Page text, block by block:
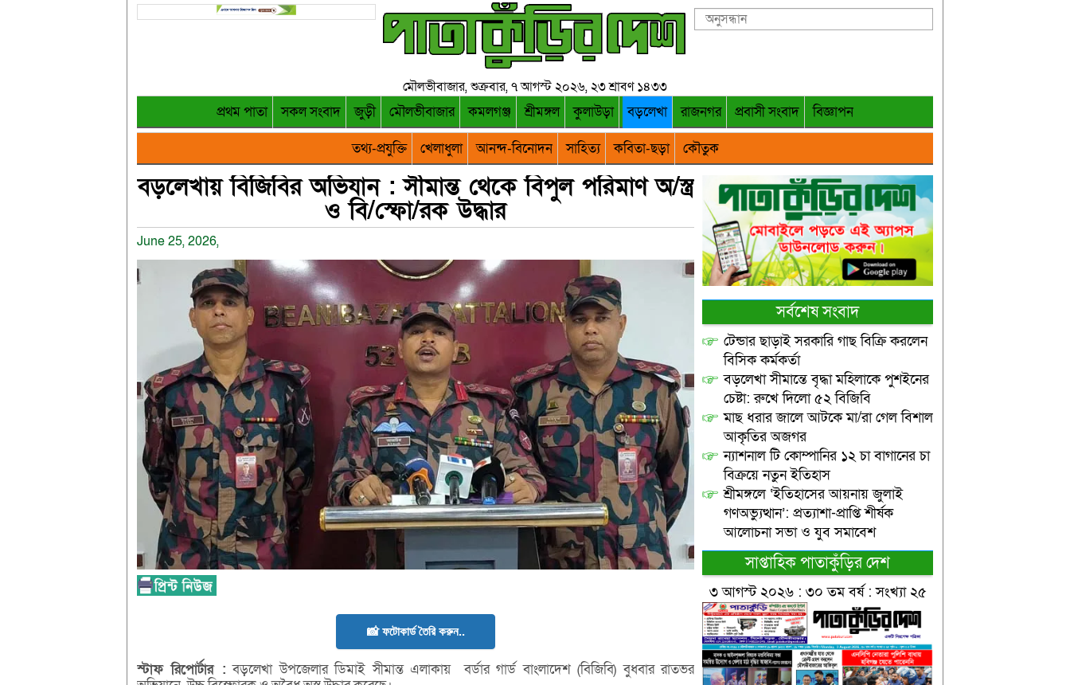
মৌলভীবাজার, শুক্রবার, ৭ আগস্ট ২০২৬, ২৩ শ্রাবণ ১৪৩৩
প্রথম পাতা সকল সংবাদ জুড়ী মৌলভীবাজার কমলগঞ্জ শ্রীমঙ্গল কুলাউড়া বড়লেখা রাজনগর প্রবাসী সংবাদ
বিজ্ঞাপন
তথ্য-প্রযুক্তি
খেলাধুলা আনন্দ-বিনোদন সাহিত্য কবিতা-ছড়া কৌতুক
বড়লেখায় বিজিবির অভিযান : সীমান্ত থেকে বিপুল পরিমাণ অ/স্ত্র
ও বি/স্ফো/রক উদ্ধার
June 25, 2026,
📸 ফটোকার্ড তৈরি করুন..
স্টাফরিপোর্টার : বড়লেখা উপজেলার ডিমাই সীমান্ত এলাকায় বর্ডার গার্ড বাংলাদেশ (বিজিবি) বুধবার রাতভর
সর্বশেষ সংবাদ
টেন্ডার ছাড়াই সরকারি গাছ বিক্রি করলেন
বিসিক কর্মকর্তা
বড়লেখা সীমান্তে বৃদ্ধা মহিলাকে পুশইনের
চেষ্টা: রুখে দিলো ৫২ বিজিবি
মাছ ধরার জালে আটকে মা/রা গেল বিশাল
আকৃতির অজগর
ন্যাশনাল টি কোম্পানির ১২ চা বাগানের চা
বিক্রয়ে নতুন ইতিহাস
শ্রীমঙ্গলে ‘ইতিহাসের আয়নায় জুলাই
গণঅভ্যুত্থান’: প্রত্যাশা-প্রাপ্তি শীর্ষক
আলোচনা সভা ও যুব সমাবেশ
সাপ্তাহিক পাতাকুঁড়ির দেশ
৩ আগস্ট ২০২৬ : ৩০ তম বর্ষ : সংখ্যা ২৫